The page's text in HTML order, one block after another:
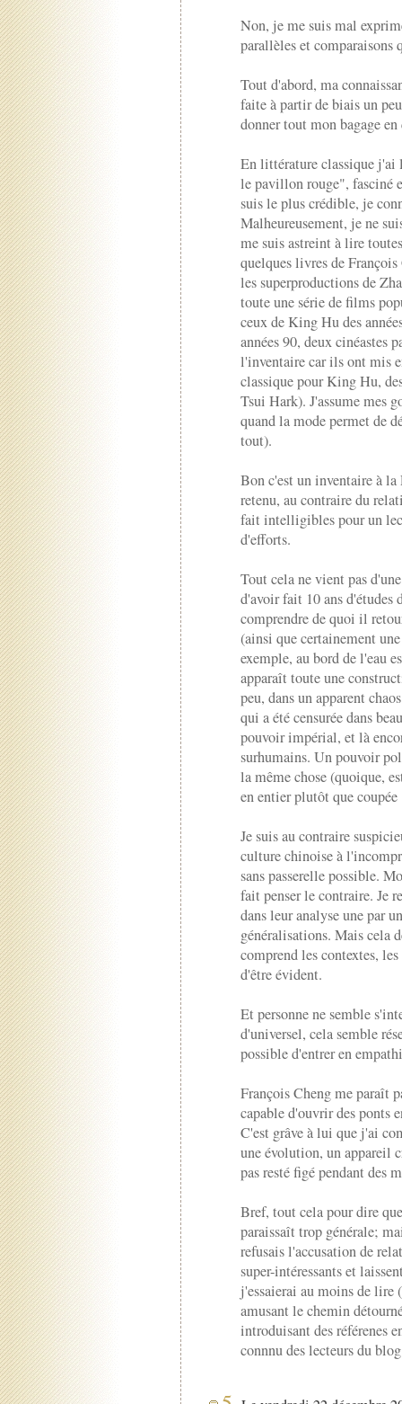
Non, je me suis mal
parallèles et comparaisons
Tout d'abord, ma
faite à partir de biais un
donner tout mon bagage
En littérature classique j'ai
le pavillon rouge", fasciné
suis le plus crédible, je
Malheureusement, je ne
me suis astreint à lire
quelques livres de
les superproductions de
toute une série de films
ceux de King Hu des
années 90, deux cinéastes
l'inventaire car ils ont mis
classique pour King Hu,
Tsui Hark). J'assume mes
quand la mode permet de
tout).
Bon c'est un inventaire à
retenu, au contraire du
fait intelligibles pour un
d'efforts.
Tout cela ne vient pas
d'avoir fait 10 ans
comprendre de quoi il
(ainsi que certainement
exemple, au bord de l'eau
apparaît toute une
peu, dans un apparent
qui a été censurée dans
pouvoir impérial, et là
surhumains. Un pouvoir
la même chose (quoique,
en entier plutôt que
Je suis au contraire
culture chinoise à
sans passerelle possible.
fait penser le contraire. Je
dans leur analyse une par
généralisations. Mais cela
comprend les contextes,
d'être évident.
Et personne ne semble
d'universel, cela semble
possible d'entrer en
François Cheng me paraît
capable d'ouvrir des ponts
C'est grâve à lui que j'ai
une évolution, un appareil
pas resté figé pendant des
Bref, tout cela pour dire
paraissaît trop générale;
refusais l'accusation de
super-intéressants et
j'essaierai au moins de
amusant le chemin
introduisant des référenes
connnu des lecteurs du